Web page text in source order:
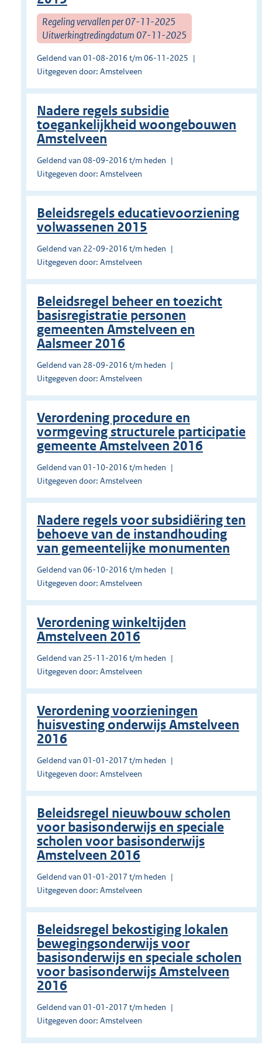
Regeling vervallen per 07-11-2025
Uitwerkingtredingdatum 07-11-2025
Geldend van 01-08-2016 t/m 06-11-2025
Uitgegeven door: Amstelveen
Nadere regels subsidie
toegankelijkheid woongebouwen
Amstelveen
Geldend van 08-09-2016 t/m heden
Uitgegeven door: Amstelveen
Beleidsregels educatievoorziening
volwassenen 2015
Geldend van 22-09-2016 t/m heden
Uitgegeven door: Amstelveen
Beleidsregel beheer en toezicht
basisregistratie personen
gemeenten Amstelveen en
Aalsmeer 2016
Geldend van 28-09-2016 t/m heden
Uitgegeven door: Amstelveen
Verordening procedure en
vormgeving structurele participatie
gemeente Amstelveen 2016
Geldend van 01-10-2016 t/m heden
Uitgegeven door: Amstelveen
Nadere regels voor subsidiëring ten
behoeve van de instandhouding
van gemeentelijke monumenten
Geldend van 06-10-2016 t/m heden
Uitgegeven door: Amstelveen
Verordening winkeltijden
Amstelveen 2016
Geldend van 25-11-2016 t/m heden
Uitgegeven door: Amstelveen
Verordening voorzieningen
huisvesting onderwijs Amstelveen
2016
Geldend van 01-01-2017 t/m heden
Uitgegeven door: Amstelveen
Beleidsregel nieuwbouw scholen
voor basisonderwijs en speciale
scholen voor basisonderwijs
Amstelveen 2016
Geldend van 01-01-2017 t/m heden
Uitgegeven door: Amstelveen
Beleidsregel bekostiging lokalen
bewegingsonderwijs voor
basisonderwijs en speciale scholen
voor basisonderwijs Amstelveen
2016
Geldend van 01-01-2017 t/m heden
Uitgegeven door: Amstelveen